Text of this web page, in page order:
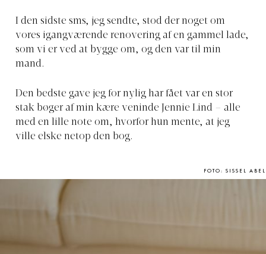
I den sidste sms, jeg sendte, stod der noget om
vores igangværende renovering af en gammel lade,
som vi er ved at bygge om, og den var til min
mand.
Den bedste gave jeg for nylig har fået var en stor
stak bøger af min kære veninde Jennie Lind – alle
med en lille note om, hvorfor hun mente, at jeg
ville elske netop den bog.
FOTO: SISSEL ABEL